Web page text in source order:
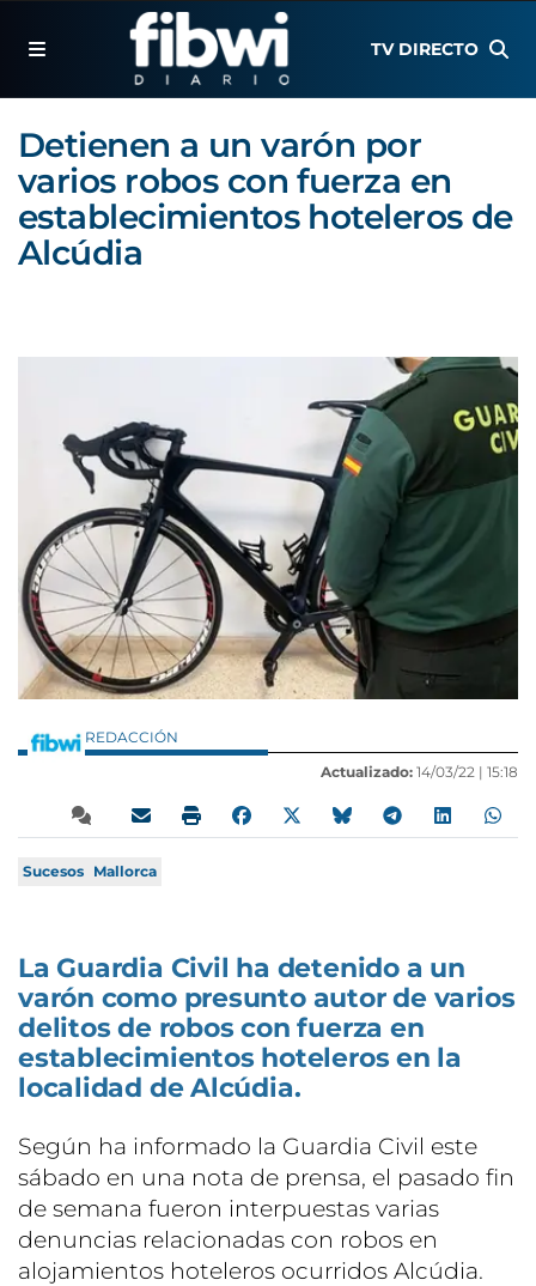
TV DIRECTO
Detienen a un varón por
varios robos con fuerza en
establecimientos hoteleros de
Alcúdia
REDACCIÓN
Actualizado: 14/03/22 | 15:18
Sucesos Mallorca
La Guardia Civil ha detenido a un
varón como presunto autor de varios
delitos de robos con fuerza en
establecimientos hoteleros en la
localidad de Alcúdia.
Según ha informado la Guardia Civil este
sábado en una nota de prensa, el pasado fin
de semana fueron interpuestas varias
denuncias relacionadas con robos en
alojamientos hoteleros ocurridos Alcúdia.